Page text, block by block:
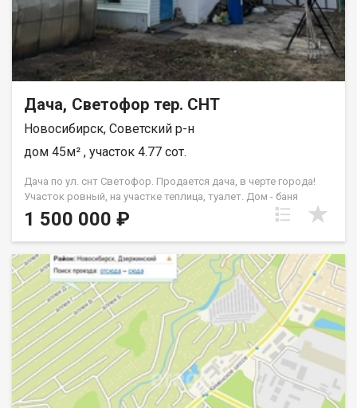
Дача, Светофор тер. СНТ
Новосибирск, Советский р-н
дом 45м² , участок 4.77 сот.
Дача по ул. снт Светофор. Продается дача, в черте города!
Участок ровный, на участке теплица, туалет. Дом - баня
построен из кирпича, не оформлен. Есть заед для автомобиля
на участок. Электричество круглый год, запланирована
газификация общества в 2026 г. Асфальтированная дорога,
проезд круглый год. В обществе живут круглогодично.
Общество находиться под охраной, работает шлагбаум.
Рядом набережная, пляж, лес и инфраструктура города.
Возможен обмен на вашу недвижимость. Возможна продажа
в рассрочку. При звонке, пожалуйста, сообщите номер
варианта - JV080541111672.
1 500 000 ₽